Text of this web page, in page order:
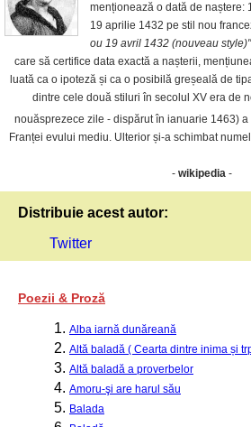
menționează o dată de naștere:
19 aprilie 1432 pe stil nou
ou 19 avril 1432 (nouveau style)"
care să certifice data exactă a nașterii,
luată ca o ipoteză și ca o posibilă greșeală de
dintre cele două stiluri în secolul XV era de
nouăsprezece zile - dispărut în ianuarie 1463)
Franței evului mediu. Ulterior și-a schimbat
- wikipedia-
Distribuie acest autor:
Twitter
Poezii & Proză
1. Alba iarnă dunăreană
2. Altă baladă ( Cearta dintre inima și
3. Altă baladă a proverbelor
4. Amoru-şi are harul său
5. Balada